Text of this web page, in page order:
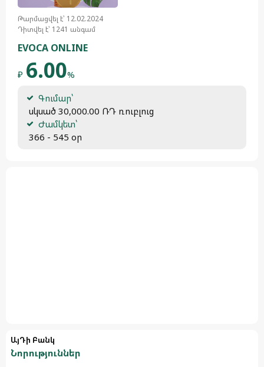
Թարմացվել է՝ 12.02.2024
Դիտվել է՝ 1241 անգամ
EVOCA ONLINE
₽ 6.00%
Գումար՝
սկսած 30,000.00 ՌԴ ռուբլուց
Ժամկետ՝
366 - 545 օր
ԱյԴի Բանկ
Նորություններ